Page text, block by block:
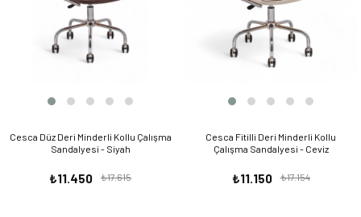
Cesca Düz Deri Minderli Kollu Çalışma
Sandalyesi - Siyah
₺11.450 ₺17.615
Cesca Fitilli Deri Minderli Kollu
Çalışma Sandalyesi - Ceviz
₺11.150 ₺17.154